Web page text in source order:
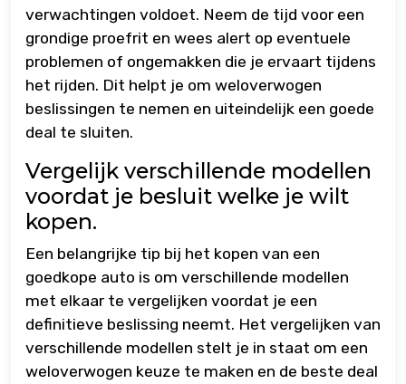
verwachtingen voldoet. Neem de tijd voor een
grondige proefrit en wees alert op eventuele
problemen of ongemakken die je ervaart tijdens
het rijden. Dit helpt je om weloverwogen
beslissingen te nemen en uiteindelijk een goede
deal te sluiten.
Vergelijk verschillende modellen
voordat je besluit welke je wilt
kopen.
Een belangrijke tip bij het kopen van een
goedkope auto is om verschillende modellen
met elkaar te vergelijken voordat je een
definitieve beslissing neemt. Het vergelijken van
verschillende modellen stelt je in staat om een
weloverwogen keuze te maken en de beste deal